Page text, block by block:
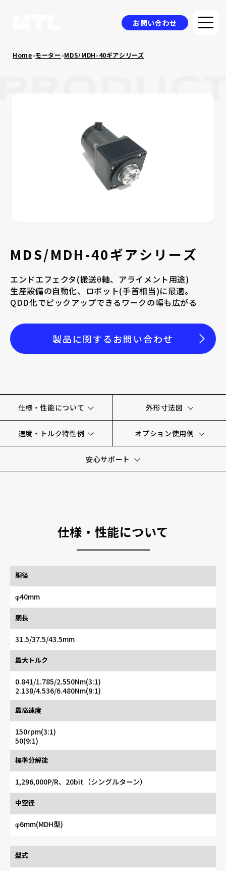
お問い合わせ
電話をかける
Home»モーター»MDS/MDH-40ギアシリーズ
MDS/MDH-40ギアシリーズ
エンドエフェクタ(搬送θ軸、アライメント用途)
生産設備の自動化、ロボット(手首相当)に最適。
QDD化でピックアップできるワークの幅も広がる
製品に関するお問い合わせ
仕様・性能について 外形寸法図
速度・トルク特性例 オプション使用例
安心サポート
仕様・性能について
胴径
φ40mm
胴長
31.5/37.5/43.5mm
最大トルク
0.841/1.785/2.550Nm(3:1)
2.138/4.536/6.480Nm(9:1)
最高速度
150rpm(3:1)
50(9:1)
標準分解能
1,296,000P/R、20bit（シングルターン）
中空径
φ6mm(MDH型)
型式